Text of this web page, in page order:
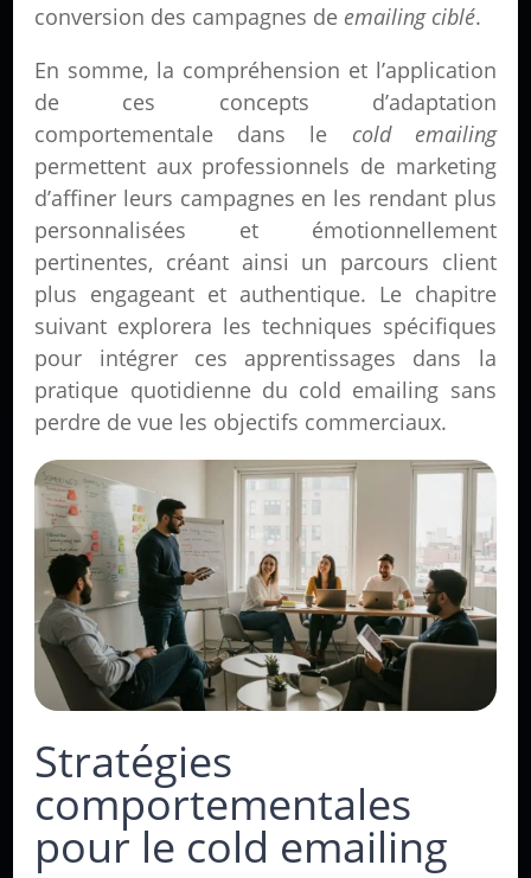
conversion des campagnes de emailing ciblé.
En somme, la compréhension et l’application
de ces concepts d’adaptation
comportementale dans le cold emailing
permettent aux professionnels de marketing
d’affiner leurs campagnes en les rendant plus
personnalisées et émotionnellement
pertinentes, créant ainsi un parcours client
plus engageant et authentique. Le chapitre
suivant explorera les techniques spécifiques
pour intégrer ces apprentissages dans la
pratique quotidienne du cold emailing sans
perdre de vue les objectifs commerciaux.
Stratégies
comportementales
pour le cold emailing